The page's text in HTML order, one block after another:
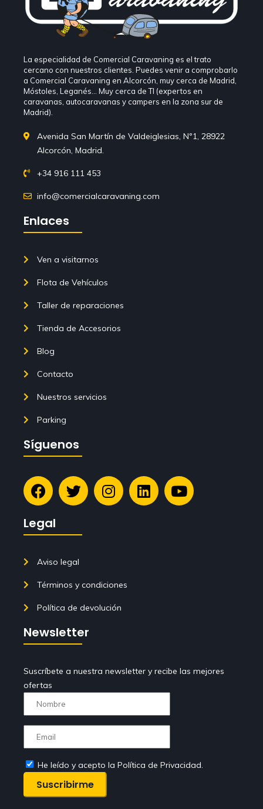
La especialidad de Comercial Caravaning es el trato
cercano con nuestros clientes. Puedes venir a comprobarlo
a Comercial Caravaning en Alcorcón, muy cerca de Madrid,
Móstoles, Leganés… Muy cerca de TI (expertos en
caravanas, autocaravanas y campers en la zona sur de
Madrid).
Avenida San Martín de Valdeiglesias, Nº1, 28922
Alcorcón, Madrid.
+34 916 111 453
info@comercialcaravaning.com
Enlaces
Ven a visitarnos
Flota de Vehículos
Taller de reparaciones
Tienda de Accesorios
Blog
Contacto
Nuestros servicios
Parking
Síguenos
Legal
Aviso legal
Términos y condiciones
Política de devolución
Newsletter
Suscríbete a nuestra newsletter y recibe las mejores
ofertas
He leído y acepto la Política de Privacidad.